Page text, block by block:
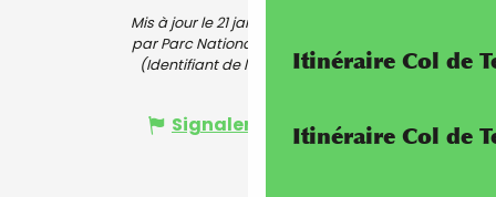
Itinéraire Col de
Itinéraire Col de
Mis à jour le 21 janvier 2026 à 16:20
par Parc National du Mercantour
(Identifiant de l'offre :
6450728)
Signaler une erreur